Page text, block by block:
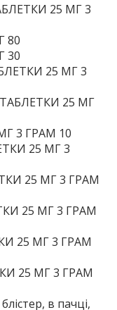
25 МГ 3
80
30
25 МГ 3
25 МГ
3 ГРАМ 10
25 МГ 3
25 МГ 3 ГРАМ
25 МГ 3 ГРАМ
25 МГ 3 ГРАМ
25 МГ 3 ГРАМ
в пачці,